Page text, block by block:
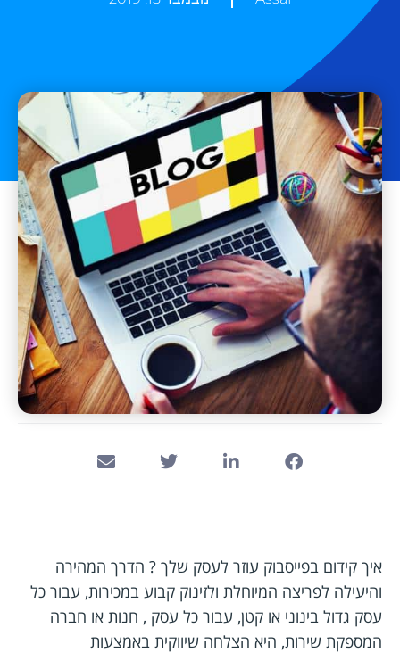
איך קידום בפייסבוק עוזר לעסק שלך ? הדרך המהירה
והיעילה לפריצה המיוחלת ולזינוק קבוע במכירות, עבור כל
עסק גדול בינוני או קטן, עבור כל עסק , חנות או חברה
המספקת שירות, היא הצלחה שיווקית באמצעות